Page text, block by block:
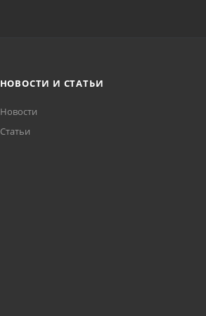
НОВОСТИ И СТАТЬИ
Новости
Статьи